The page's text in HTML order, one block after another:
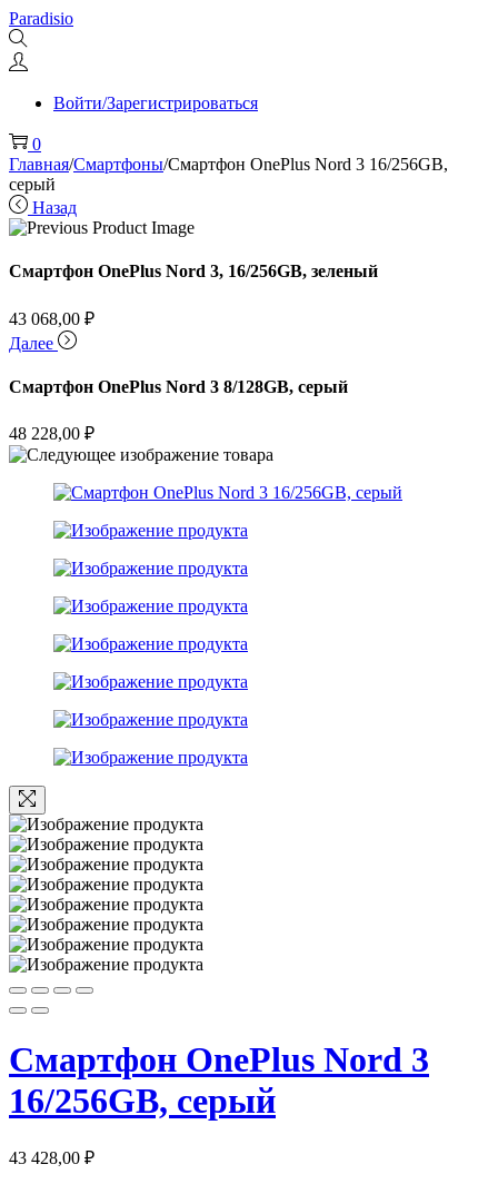
Перейти
к
навигации
Перейти
к
содержимому
Paradisio
Войти/Зарегистрироваться
0
Главная/Смартфоны/Смартфон OnePlus Nord 3 16/256GB,
серый
Назад
Смартфон OnePlus Nord 3, 16/256GB, зеленый
43 068,00 ₽
Далее
Смартфон OnePlus Nord 3 8/128GB, серый
48 228,00 ₽
Смартфон OnePlus Nord 3
16/256GB, серый
43 428,00 ₽